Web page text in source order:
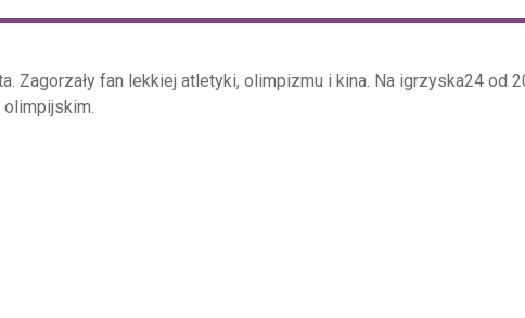
Zagorzały fan lekkiej atletyki, olimpizmu i kina. Na igrzyska24 od
olimpijskim.